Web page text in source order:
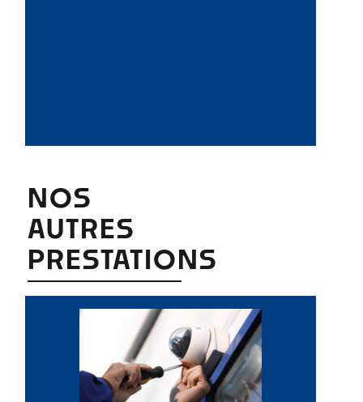
NOS
AUTRES
PRESTATIONS